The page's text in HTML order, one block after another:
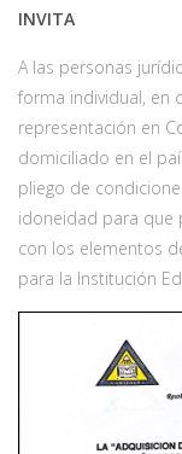
INVITA
A las personas
forma individual, en
representación en
domiciliado en el
pliego de
idoneidad para que
con los elementos
para la Institución